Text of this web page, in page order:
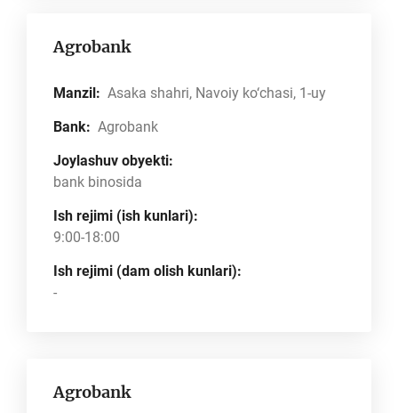
Agrobank
Manzil: Asaka shahri, Navoiy ko‘chasi, 1-uy
Bank: Agrobank
Joylashuv obyekti:
bank binosida
Ish rejimi (ish kunlari):
9:00-18:00
Ish rejimi (dam olish kunlari):
-
Agrobank